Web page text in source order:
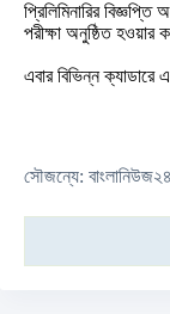
প্রিলিমিনারির বিজ্ঞপ্তি
পরীক্ষা অনুষ্ঠিত হওয়ার
এবার বিভিন্ন ক্যাডারে
সৌজন্যে: বাংলানিউজ২৪